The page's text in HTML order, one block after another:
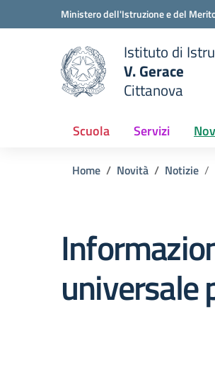
Vai ai contenuti
Vai al menu di navigazioneMinistero dell'Istruzione e del
scuola
Istituto di
V. Gerace
Cittanova
Scuola Servizi
Home Novità Notizie
universale